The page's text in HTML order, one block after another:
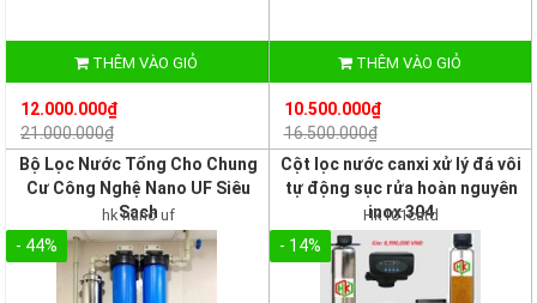
THÊM VÀO GIỎ
12.000.000₫
21.000.000₫
THÊM VÀO GIỎ
10.500.000₫
16.500.000₫
Bộ Lọc Nước Tổng Cho Chung
Cư Công Nghệ Nano UF Siêu
Sạch
hk nano uf
- 44%
Cột lọc nước canxi xử lý đá vôi
tự động sục rửa hoàn nguyên
inox 304
Hk101catd
- 14%